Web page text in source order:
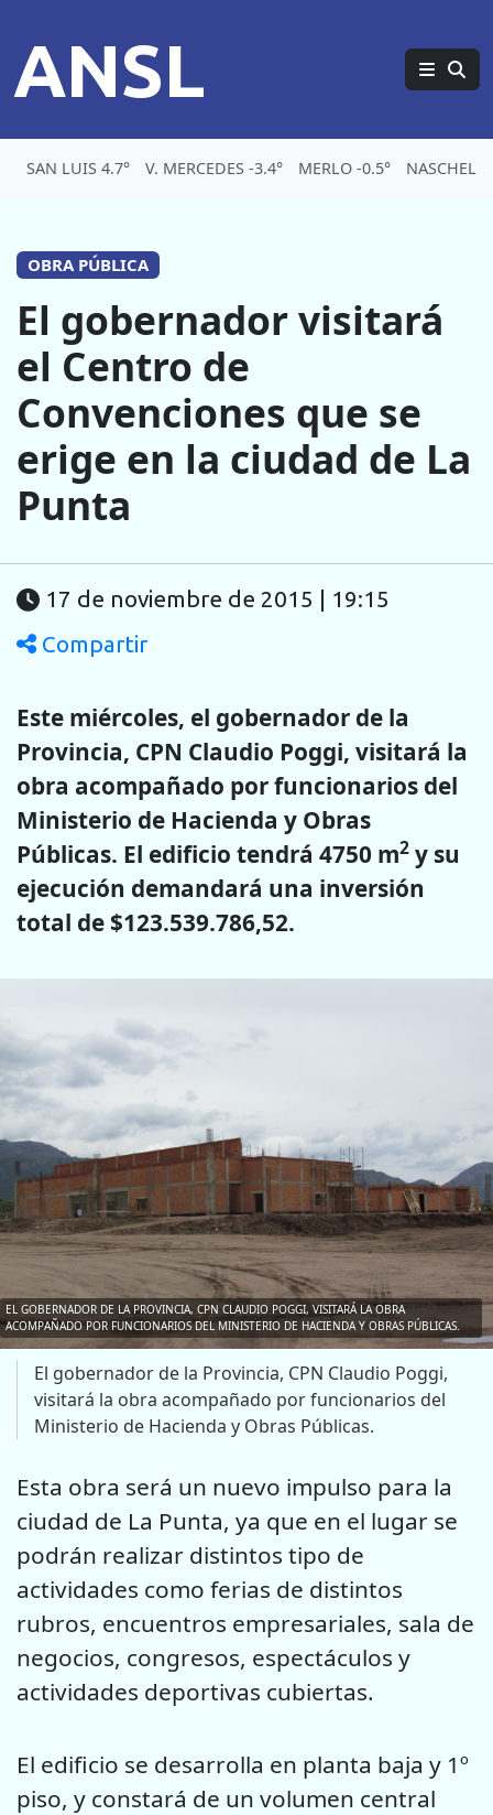
ANSL
SAN LUIS 4.7° V. MERCEDES -3.4° MERLO -0.5° NASCHEL -
OBRA PÚBLICA
El gobernador visitará
el Centro de
Convenciones que se
erige en la ciudad de La
Punta
17 de noviembre de 2015 | 19:15
Compartir
Este miércoles, el gobernador de la
Provincia, CPN Claudio Poggi, visitará la
obra acompañado por funcionarios del
Ministerio de Hacienda y Obras
Públicas. El edificio tendrá 4750 m2 y su
ejecución demandará una inversión
total de $123.539.786,52.
EL GOBERNADOR DE LA PROVINCIA, CPN CLAUDIO POGGI, VISITARÁ LA OBRA
ACOMPAÑADO POR FUNCIONARIOS DEL MINISTERIO DE HACIENDA Y OBRAS PÚBLICAS.
El gobernador de la Provincia, CPN Claudio Poggi,
visitará la obra acompañado por funcionarios del
Ministerio de Hacienda y Obras Públicas.
Esta obra será un nuevo impulso para la
ciudad de La Punta, ya que en el lugar se
podrán realizar distintos tipo de
actividades como ferias de distintos
rubros, encuentros empresariales, sala de
negocios, congresos, espectáculos y
actividades deportivas cubiertas.
El edificio se desarrolla en planta baja y 1º
piso, y constará de un volumen central